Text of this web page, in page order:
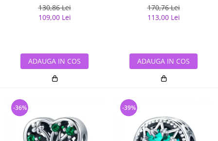
130,86 Lei
109,00 Lei
ADAUGA IN COS
Nature PST0059
170,76 Lei
113,00 Lei
ADAUGA IN COS
-36% -39%